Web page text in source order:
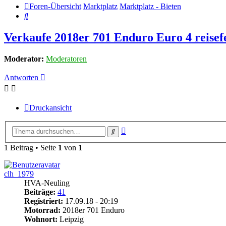
Foren-Übersicht Marktplatz Marktplatz - Bieten
Suche
Verkaufe 2018er 701 Enduro Euro 4
Moderator: Moderatoren
Antworten
Druckansicht
Suche
1 Beitrag • Seite 1 von 1
clh_1979
HVA-Neuling
Beiträge: 41
Registriert: 17.09.18 - 20:19
Motorrad: 2018er 701 Enduro
Wohnort: Leipzig